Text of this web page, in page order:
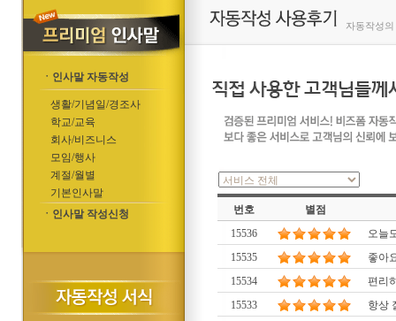
ㆍ인사말 자동작성
생활/기념일/경조사
학교/교육
회사/비즈니스
모임/행사
계절/월별
기본인사말
ㆍ인사말 작성신청
자동작성
번호
별점
15536
오늘
15535
좋아
15534
편리
15533
항상